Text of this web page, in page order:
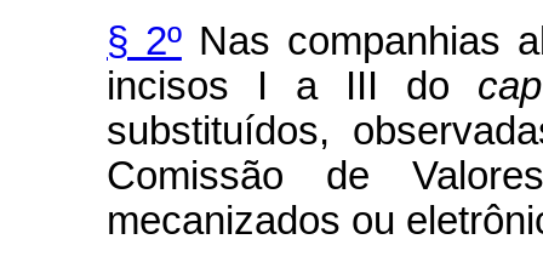
§ 2ºNas companhias
incisos I a III do
substituídos,
Comissão de
mecanizados ou